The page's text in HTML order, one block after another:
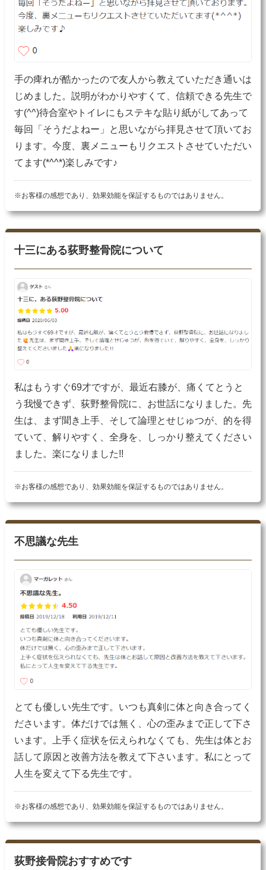
手の痺れが酷かったので友人から教えていただき通いは
じめました。説明がわかりやすくて、信頼できる先生で
す(^^)待合室やトイレにもステキな貼り紙がしてあって
毎回「そうだよねー」と思いながら拝見させて頂いてお
ります。今度、裏メニューもリクエストさせていただい
てます(*^^*)楽しみです♪
※お客様の感想であり、効果効能を保証するものではありません。
十三にある荻野整骨院について
私はもうすぐ69才ですが、最近右膝が、痛くてとうと
う我慢できず、荻野整骨院に、お世話になりました。先
生は、まず聞き上手、そして論理とせじゅつが、的を得
ていて、解りやすく、全身を、しっかり整えてください
ました。楽になりました!!
※お客様の感想であり、効果効能を保証するものではありません。
不思議な先生
とても優しい先生です。いつも真剣に体と向き合ってく
ださいます。体だけでは無く、心の歪みまで正して下さ
います。上手く症状を伝えられなくても、先生は体とお
話して原因と改善方法を教えて下さいます。私にとって
人生を変えて下る先生です。
※お客様の感想であり、効果効能を保証するものではありません。
荻野接骨院おすすめです